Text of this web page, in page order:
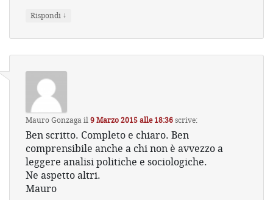
Rispondi ↓
Mauro Gonzagail9 Marzo 2015 alle 18:36scrive:
Ben scritto. Completo e chiaro. Ben
comprensibile anche a chi non è avvezzo a
leggere analisi politiche e sociologiche.
Ne aspetto altri.
Mauro